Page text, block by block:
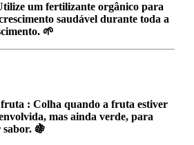
um fertilizante orgânico para
saudável durante toda a
🌱
: Colha quando a fruta estiver
mas ainda verde, para
🍇